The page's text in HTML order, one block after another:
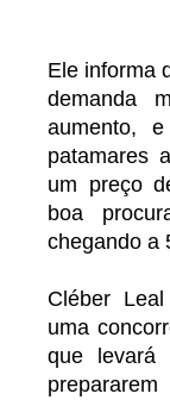
Ele informa
demanda
aumento,
patamares
um preço
boa
chegando a
Cléber
uma
que levará